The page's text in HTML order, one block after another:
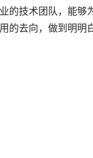
的技术团队，能够
的去向，做到明明